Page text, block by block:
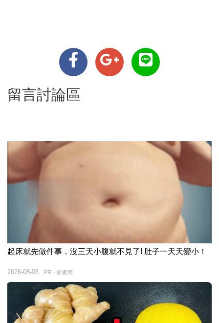
留言討論區
起床就先做件事，沒三天小腹就不見了! 肚子一天天變小！
PR・新素簡
2026-08-06